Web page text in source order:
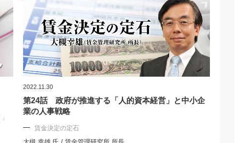
2022.11.30
第24話 政府が推進する「人的資本経営」と中小企
業の人事戦略
賃金決定の定石